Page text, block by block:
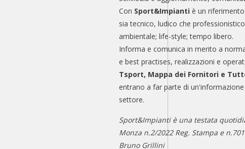
Con Sport&Impianti è un
sia tecnico, ludico che
ambientale; life-style; tempo libero.
Informa e comunica in merito a
e best practises, realizzazioni e
Tsport, Mappa dei Fornitori e
entrano a far parte di
settore.
Sport&Impianti è una testata
Monza n.2/2022 Reg. Stampa e
Bruno Grillini